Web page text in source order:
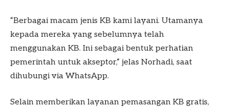
“Berbagai macam jenis KB kami layani. Utamanya
kepada mereka yang sebelumnya telah
menggunakan KB. Ini sebagai bentuk perhatian
pemerintah untuk akseptor,” jelas Norhadi, saat
dihubungi via WhatsApp.
Selain memberikan layanan pemasangan KB gratis,